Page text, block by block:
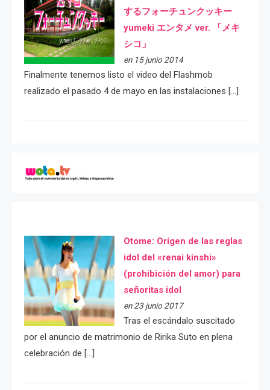
するフォーチュンクッキー
yumeki エンタメ ver. 「メキ
シコ」
en 15 junio 2014
Finalmente tenemos listo el video del Flashmob
realizado el pasado 4 de mayo en las instalaciones […]
Otome: Orígen de las reglas
idol del «renai kinshi»
(prohibición del amor) para
señoritas idol
en 23 junio 2017
Tras el escándalo suscitado
por el anuncio de matrimonio de Ririka Suto en plena
celebración de […]